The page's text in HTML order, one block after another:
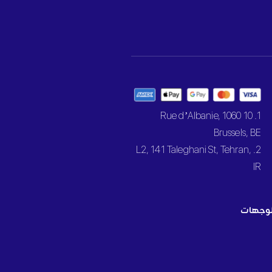
1. 10 Rue d’Albanie, 1060
Brussels, BE
2. L2, 141 Taleghani St, Tehran,
IR